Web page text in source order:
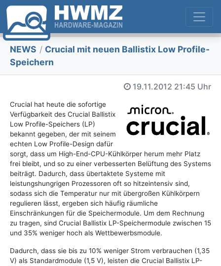
NEWS / Crucial mit neuen Ballistix Low Profile-
Speichern
19.11.2012 21:45 Uhr
Crucial hat heute die sofortige
Verfügbarkeit des Crucial Ballistix
Low Profile-Speichers (LP)
bekannt gegeben, der mit seinem
echten Low Profile-Design dafür
sorgt, dass um High-End-CPU-Kühlkörper herum mehr Platz
frei bleibt, und so zu einer verbesserten Belüftung des Systems
beiträgt. Dadurch, dass übertaktete Systeme mit
leistungshungrigen Prozessoren oft so hitzeintensiv sind,
sodass sich die Temperatur nur mit übergroßen Kühlkörpern
regulieren lässt, ergeben sich häufig räumliche
Einschränkungen für die Speichermodule. Um dem Rechnung
zu tragen, sind Crucial Ballistix LP-Speichermodule zwischen 15
und 35% weniger hoch als Wettbewerbsmodule.
Dadurch, dass sie bis zu 10% weniger Strom verbrauchen (1,35
V) als Standardmodule (1,5 V), leisten die Crucial Ballistix LP-